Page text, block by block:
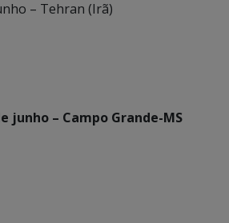
– Tehran (Irã)
junho – Campo Grande-MS